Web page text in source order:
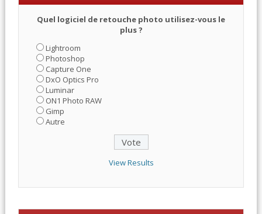
Quel logiciel de retouche photo utilisez-vous le
plus ?
Lightroom
Photoshop
Capture One
DxO Optics Pro
Luminar
ON1 Photo RAW
Gimp
Autre
View Results